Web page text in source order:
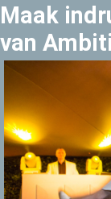
Maak
van